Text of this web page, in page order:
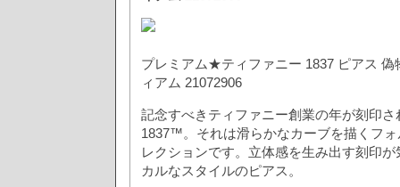
プレミアム★ティファニー 1837 ピアス
ィアム 21072906
記念すべきティファニー創業の年が刻印
1837™。それは滑らかなカーブを描くフ
レクションです。立体感を生み出す刻印
カルなスタイルのピアス。